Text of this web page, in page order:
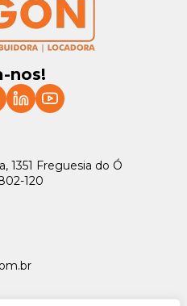
nos!
1351 Freguesia do Ó
120